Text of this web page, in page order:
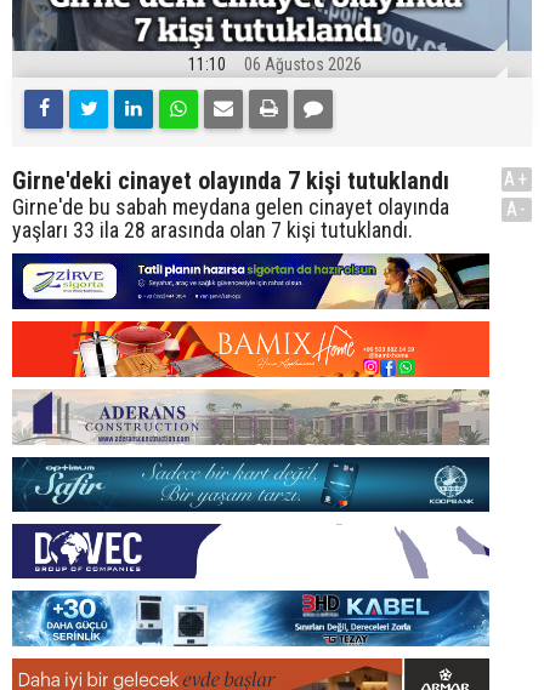
11:10 06 Ağustos 2026
Girne'deki cinayet olayında 7 kişi tutuklandı
Girne'de bu sabah meydana gelen cinayet olayında
yaşları 33 ila 28 arasında olan 7 kişi tutuklandı.
A+
A-